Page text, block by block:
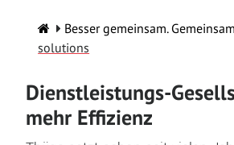
Besser gemeinsam.
solutions
Dienstleistungs-
mehr Effizienz